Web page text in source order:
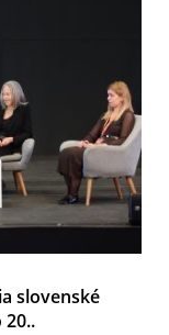
slovenské